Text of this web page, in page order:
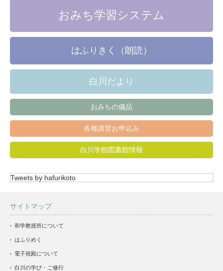
おみち学習システム
はふりきく（朗読）
白川だより
おみちの備品
各種講習お申込み
白川学館図書館情報
Tweets by hafurikoto
サイトマップ
和学教授所について
はふりめく
電子祝殿について
白川の学び・ご修行